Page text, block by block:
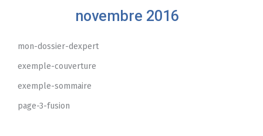
novembre 2016
mon-dossier-dexpert
exemple-couverture
exemple-sommaire
page-3-fusion